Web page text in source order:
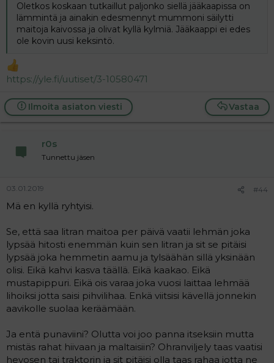
Oletkos koskaan tutkaillut paljonko siellä jääkaapissa on
lämmintä ja ainakin edesmennyt mummoni säilytti
maitoja kaivossa ja olivat kyllä kylmiä. Jääkaappi ei edes
ole kovin uusi keksintö.
https://yle.fi/uutiset/3-10580471
Vastaa
Ilmoita asiaton viesti
r0s
Tunnettu jäsen
03.01.2019 #44
Mä en kyllä ryhtyisi.
Se, että saa litran maitoa per päivä vaatii lehmän joka
lypsää hitosti enemmän kuin sen litran ja sit se pitäisi
lypsää joka hemmetin aamu ja tylsäähän sillä yksinään
olisi. Eikä kahvi kasva täällä. Eikä kaakao. Eikä
mustapippuri. Eikä ois varaa joka vuosi laittaa lehmää
lihoiksi jotta saisi pihvilihaa. Enkä viitsisi kävellä jonnekin
aavikolle suolaa keräämään.
Ja entä punaviini? Olutta voi joo panna itseksiin mutta
mistäs rahat hiivaan ja maltaisiin? Ohranviljely taas vaatisi
hevosen tai traktorin ja sit pitäisi olla taas rahaa jotta ne